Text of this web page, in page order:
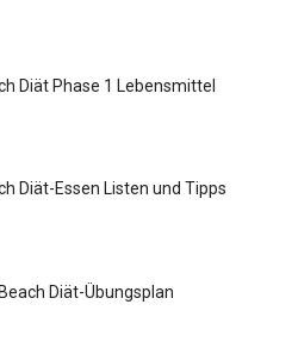
Diät Phase 1 Lebensmittel
Diät-Essen Listen und Tipps
Diät-Übungsplan